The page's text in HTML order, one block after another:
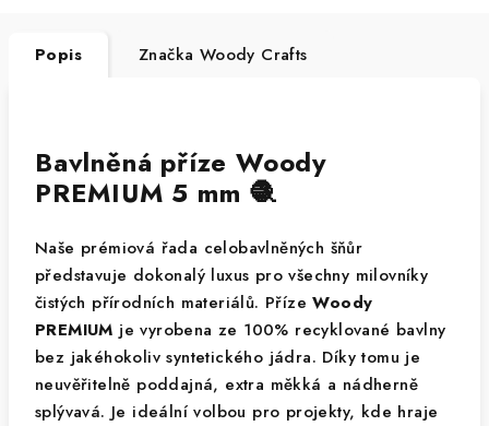
Popis Značka Woody Crafts
Bavlněná příze Woody
PREMIUM 5 mm 🧶
Naše prémiová řada celobavlněných šňůr
představuje dokonalý luxus pro všechny milovníky
čistých přírodních materiálů. PřízeWoody
PREMIUM je vyrobena ze 100% recyklované bavlny
bez jakéhokoliv syntetického jádra. Díky tomu je
neuvěřitelně poddajná, extra měkká a nádherně
splývavá. Je ideální volbou pro projekty, kde hraje